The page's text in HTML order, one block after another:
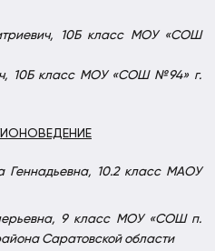
10Б класс МОУ «СОШ
10Б класс МОУ «СОШ №94» г.
Геннадьевна, 10.2 класс МАОУ
9 класс МОУ «СОШ п.
Саратовской области